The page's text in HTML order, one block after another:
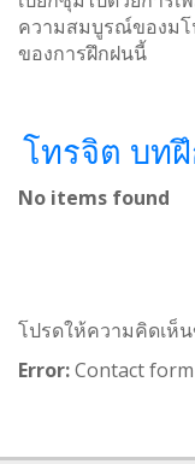
ความสมบูรณ์ของม
ของการฝึกฝนนี้
โทรจิต บท
No items found
โปรดให้ความคิดเห็
Error:Contact